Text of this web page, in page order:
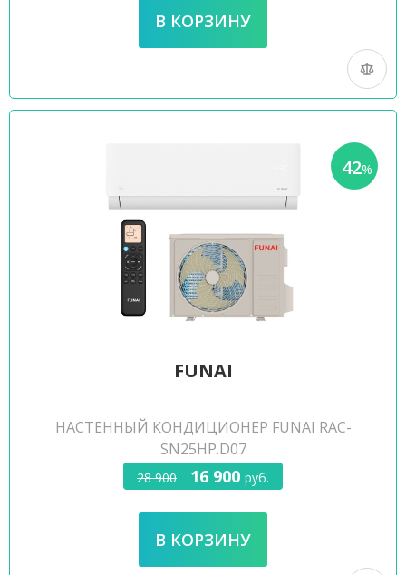
-42%
FUNAI
НАСТЕННЫЙ КОНДИЦИОНЕР FUNAI RAC-
SN25HP.D07
28 900 16 900 руб.